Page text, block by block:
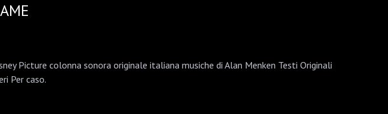
Picture colonna sonora originale italiana musiche di Alan Menken Testi Originali
Per caso.